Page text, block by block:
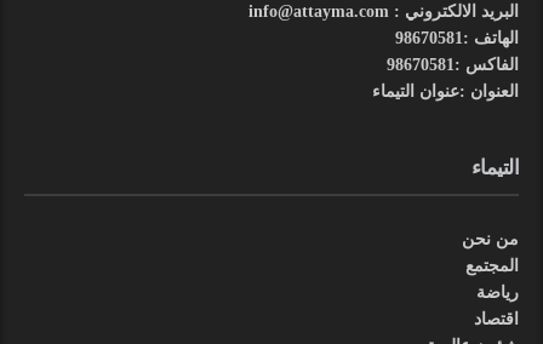
البريد الالكتروني : info@attayma.com
الهاتف :98670581
الفاكس :98670581
العنوان :عنوان التيماء
التيماء
من نحن
المجتمع
رياضة
اقتصاد